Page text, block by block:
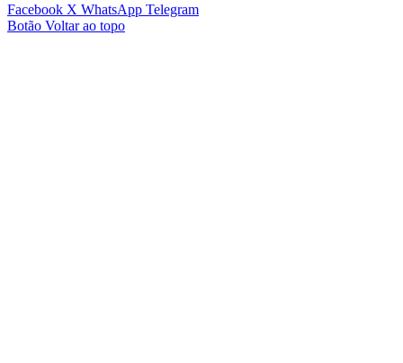
Facebook X WhatsApp Telegram
Botão Voltar ao topo